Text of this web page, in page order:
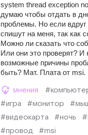
system thread exception
думаю чтобы отдать в
проблемы. Но если вдруг
спишут на меня, так как
Можно ли сказать что
Или они это проверят? И
возможные причины
быть? Мат. Плата от msi.
мнения
#игра
#монитор
#видеокарта
#ночь
#провод
#msi